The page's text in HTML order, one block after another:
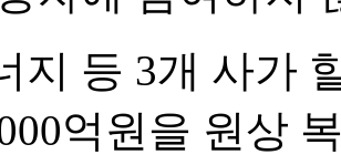
지 등 3개 사가
억원을 원상